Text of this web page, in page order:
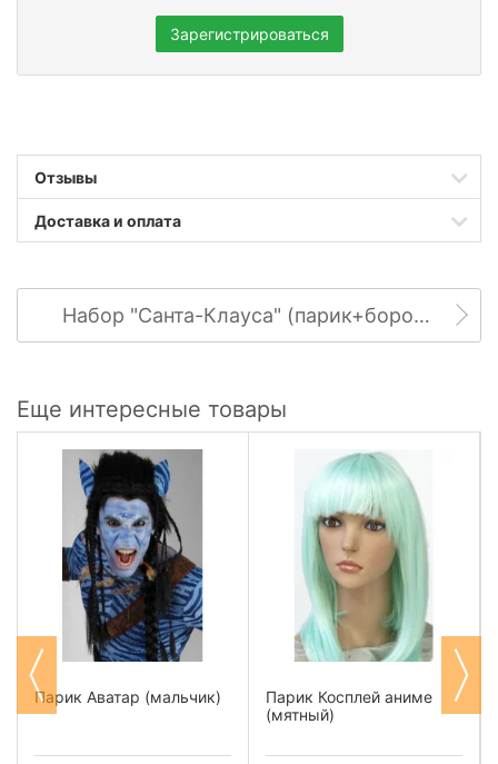
Зарегистрироваться
Отзывы
Доставка и оплата
Набор "Санта-Клауса" (парик+борода)
Еще интересные товары
Парик Аватар (мальчик)
Парик Косплей аниме
(мятный)